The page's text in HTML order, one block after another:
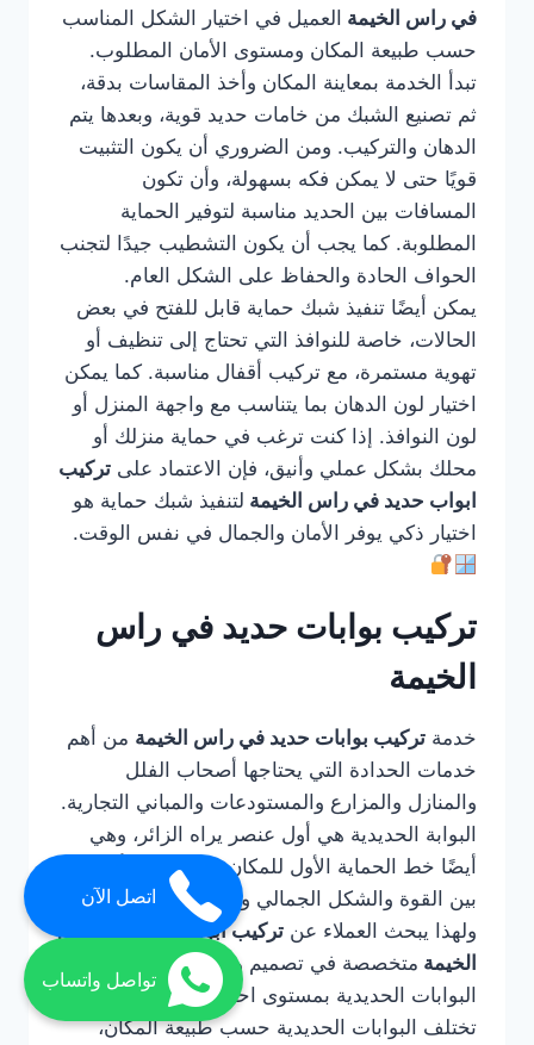
في راس الخيمة العميل في اختيار الشكل المناسب
حسب طبيعة المكان ومستوى الأمان المطلوب.
تبدأ الخدمة بمعاينة المكان وأخذ المقاسات بدقة،
ثم تصنيع الشبك من خامات حديد قوية، وبعدها يتم
الدهان والتركيب. ومن الضروري أن يكون التثبيت
قويًا حتى لا يمكن فكه بسهولة، وأن تكون
المسافات بين الحديد مناسبة لتوفير الحماية
المطلوبة. كما يجب أن يكون التشطيب جيدًا لتجنب
الحواف الحادة والحفاظ على الشكل العام.
يمكن أيضًا تنفيذ شبك حماية قابل للفتح في بعض
الحالات، خاصة للنوافذ التي تحتاج إلى تنظيف أو
تهوية مستمرة، مع تركيب أقفال مناسبة. كما يمكن
اختيار لون الدهان بما يتناسب مع واجهة المنزل أو
لون النوافذ. إذا كنت ترغب في حماية منزلك أو
محلك بشكل عملي وأنيق، فإن الاعتماد على تركيب
ابواب حديد في راس الخيمة لتنفيذ شبك حماية هو
اختيار ذكي يوفر الأمان والجمال في نفس الوقت.
تركيب بوابات حديد في راس
الخيمة
خدمة تركيب بوابات حديد في راس الخيمة من أهم
خدمات الحدادة التي يحتاجها أصحاب الفلل
والمنازل والمزارع والمستودعات والمباني التجارية.
البوابة الحديدية هي أول عنصر يراه الزائر، وهي
أيضًا خط الحماية الأول للمكان، لذلك يجب أن تجمع
بين القوة والشكل الجمالي وسهولة الاستخدام.
ولهذا يبحث العملاء عن تركيب ابواب حديد في راس
الخيمة متخصصة في تصميم وتصنيع وتركيب
البوابات الحديدية بمستوى احترافي.
تختلف البوابات الحديدية حسب طبيعة المكان،
اتصل الآن
تواصل واتساب